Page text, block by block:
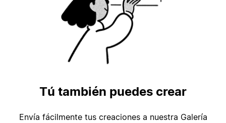
Tú también puedes crear
Envía fácilmente tus creaciones a nuestra Galería